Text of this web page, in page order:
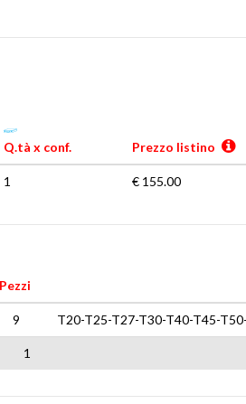
Q.tà x conf. Prezzo listino
1 € 155.00
Pezzi
9 T20-T25-T27-T30-T40-T45-
1